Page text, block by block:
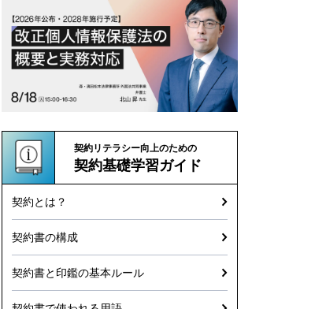
契約リテラシー向上のための
契約基礎学習ガイド
契約とは？
契約書の構成
契約書と印鑑の基本ルール